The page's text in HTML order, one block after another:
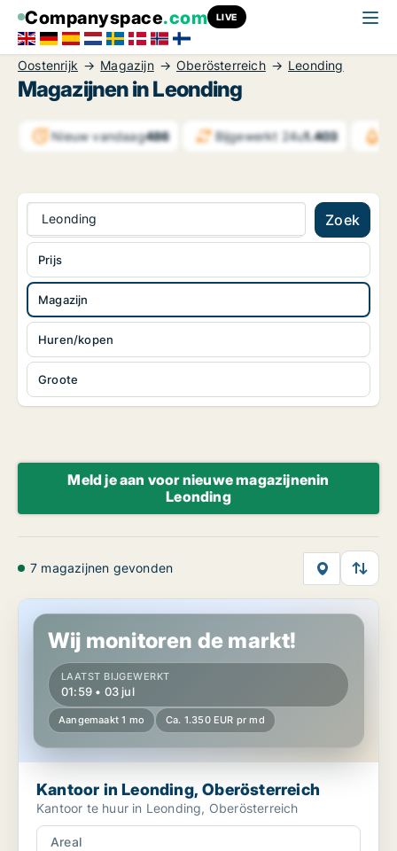
Companyspace.com LIVE
Oostenrijk Magazijn Oberösterreich Leonding
Magazijnen in Leonding
Nieuw vandaag486 Bijgewerkt 24u1.403
Leonding Zoek
Magazijn
Huren/kopen
Groote
Prijs
Meld je aan voor nieuwe magazijnenin
Leonding
7 magazijnen gevonden
Kantoor in Leonding, Oberösterreich
Wij monitoren de markt!
LAATST BIJGEWERKT
01:59 • 03 jul
Aangemaakt 1 mo Ca. 1.350 EUR pr md
Kantoor in Leonding, Oberösterreich
Kantoor te huur in Leonding, Oberösterreich
Areal